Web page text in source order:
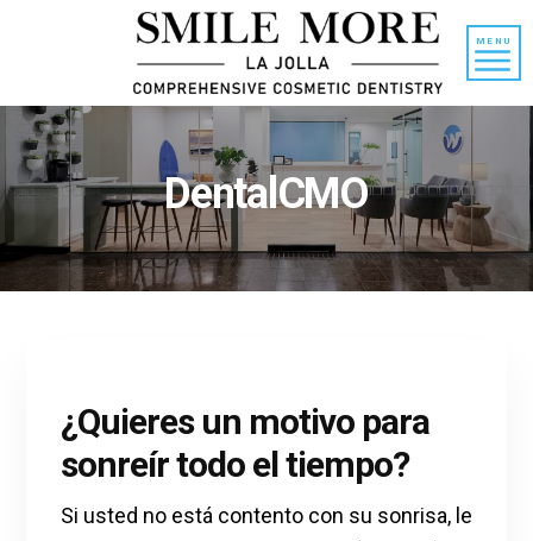
lateral
principal
MENU
DentalCMO
¿Quieres un motivo para
sonreír todo el tiempo?
Si usted no está contento con su sonrisa, le